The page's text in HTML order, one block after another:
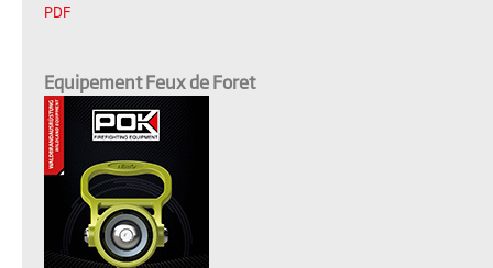
PDF
Equipement Feux de Foret